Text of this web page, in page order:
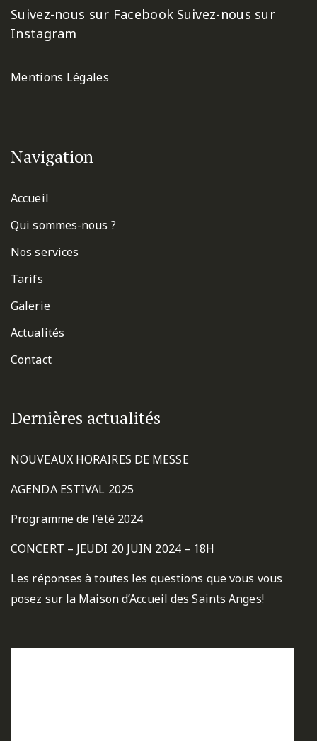
Suivez-nous sur Facebook Suivez-nous sur
Instagram
Mentions Légales
Navigation
Accueil
Qui sommes-nous ?
Nos services
Tarifs
Galerie
Actualités
Contact
Dernières actualités
NOUVEAUX HORAIRES DE MESSE
AGENDA ESTIVAL 2025
Programme de l’été 2024
CONCERT – JEUDI 20 JUIN 2024 – 18H
Les réponses à toutes les questions que vous vous
posez sur la Maison d’Accueil des Saints Anges!